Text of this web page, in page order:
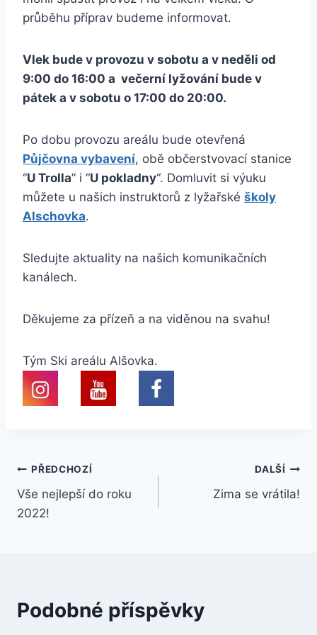
průběhu příprav budeme informovat.
Vlek bude v provozu v sobotu a v neděli od
9:00 do 16:00 a večerní lyžování bude v
pátek a v sobotu o 17:00 do 20:00.
Po dobu provozu areálu bude otevřená
Půjčovna vybavení, obě občerstvovací stanice
“U Trolla” i “U pokladny“. Domluvit si výuku
můžete u našich instruktorů z lyžařské školy
Alschovka.
Sledujte aktuality na našich komunikačních
kanálech.
Děkujeme za přízeň a na viděnou na svahu!
Tým Ski areálu Alšovka.
Navigace
pro
PŘEDCHOZÍ
Vše nejlepší do roku
2022!
DALŠÍ
Zima se vrátila!
Podobné příspěvky